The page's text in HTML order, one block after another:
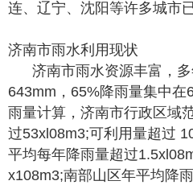
连、辽宁、沈阳等许多城市
济南市雨水利用现状
济南市雨水资源丰富，多
643mm，65%降雨量集中在
雨量计算，济南市行政区域
过53xl08m3;可利用量超过
平均每年降雨量超过
x108m3;南部山区年平均降